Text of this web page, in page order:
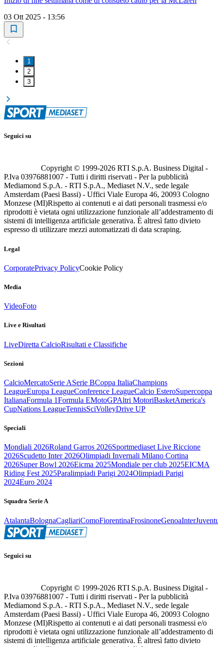
03 Ott 2025 - 13:56
1
2
3
Seguici su
Copyright © 1999-2026 RTI S.p.A. Business Digital -
P.Iva 03976881007 - Tutti i diritti riservati - Per la pubblicità
Mediamond S.p.A. - RTI S.p.A., Mediaset N.V., sede legale
Amsterdam (Paesi Bassi) - Uffici Viale Europa 46, 20093 Cologno
Monzese (MI)Rispetto ai contenuti e ai dati personali trasmessi e/o
riprodotti è vietata ogni utilizzazione funzionale all’addestramento di
sistemi di intelligenza artificiale generativa. È altresì fatto divieto
espresso di utilizzare mezzi automatizzati di data scraping.
Legal
CorporatePrivacy PolicyCookie Policy
Media
VideoFoto
Live e Risultati
LiveDiretta CalcioRisultati e Classifiche
Sezioni
CalcioMercatoSerie ASerie BCoppa ItaliaChampions
LeagueEuropa LeagueConference LeagueCalcio EsteroSupercoppa
ItalianaFormula 1Formula EMotoGPAltri MotoriBasketAmerica's
CupNations LeagueTennisSciVolleyDrive UP
Speciali
Mondiali 2026Roland Garros 2026Sportmediaset Live Riccione
2026Scudetto Inter 2026Olimpiadi Invernali Milano Cortina
2026Super Bowl 2026Eicma 2025Mondiale per club 2025EICMA
Riding Fest 2025Paralimpiadi Parigi 2024Olimpiadi Parigi
2024Euro 2024
Squadra Serie A
AtalantaBolognaCagliariComoFiorentinaFrosinoneGenoaInter
Seguici su
Copyright © 1999-2026 RTI S.p.A. Business Digital -
P.Iva 03976881007 - Tutti i diritti riservati - Per la pubblicità
Mediamond S.p.A. - RTI S.p.A., Mediaset N.V., sede legale
Amsterdam (Paesi Bassi) - Uffici Viale Europa 46, 20093 Cologno
Monzese (MI)Rispetto ai contenuti e ai dati personali trasmessi e/o
riprodotti è vietata ogni utilizzazione funzionale all’addestramento di
sistemi di intelligenza artificiale generativa. È altresì fatto divieto